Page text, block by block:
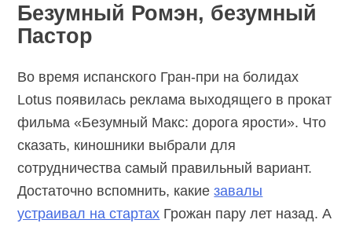
Безумный Ромэн, безумный
Пастор
Во время испанского Гран-при на болидах
Lotus появилась реклама выходящего в прокат
фильма «Безумный Макс: дорога ярости». Что
сказать, киношники выбрали для
сотрудничества самый правильный вариант.
Достаточно вспомнить, какиезавалы
устраивал на стартах Грожан пару лет назад. А